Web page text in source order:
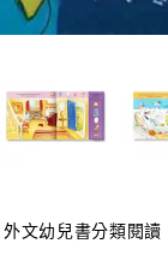
外文幼兒書分類閱讀